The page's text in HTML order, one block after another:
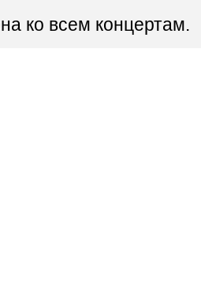
ко всем концертам.